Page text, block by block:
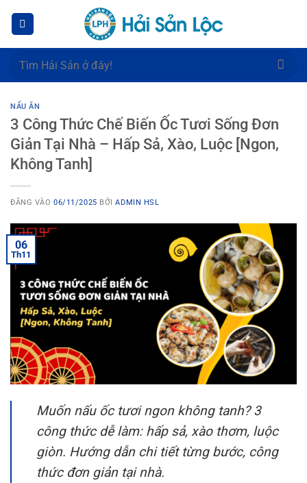
dung
Tìm
NẤU ĂN
3 Công Thức Chế Biến Ốc Tươi Sống Đơn
Giản Tại Nhà – Hấp Sả, Xào, Luộc [Ngon,
Không Tanh]
ĐĂNG VÀO06/11/2025 BỞIADMIN HSL
06
Th11
Muốn nấu ốc tươi ngon không tanh? 3
công thức dễ làm: hấp sả, xào thơm, luộc
giòn. Hướng dẫn chi tiết từng bước, công
thức đơn giản tại nhà.